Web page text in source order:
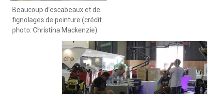
Beaucoup d’escabeaux et de
fignolages de peinture (crédit
photo: Christina Mackenzie)